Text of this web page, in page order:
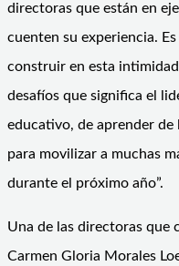
directoras que están en
cuenten su experiencia.
construir en esta
desafíos que significa el
educativo, de aprender
para movilizar a muchas
durante el próximo año”.
Una de las directoras que
Carmen Gloria Morales